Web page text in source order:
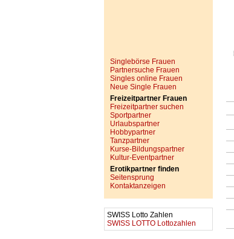
Singlebörse Frauen
Partnersuche Frauen
Singles online Frauen
Neue Single Frauen
Freizeitpartner Frauen
Freizeitpartner suchen
Sportpartner
Urlaubspartner
Hobbypartner
Tanzpartner
Kurse-Bildungspartner
Kultur-Eventpartner
Erotikpartner finden
Seitensprung
Kontaktanzeigen
SWISS Lotto Zahlen
SWISS LOTTO Lottozahlen